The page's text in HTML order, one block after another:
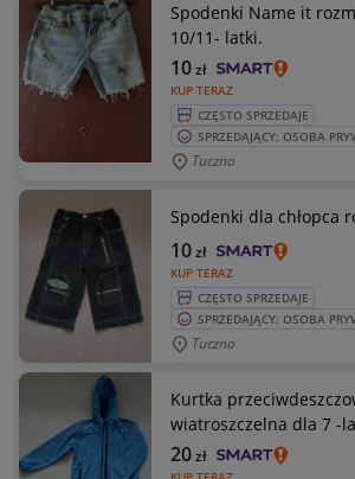
Spodenki Name it
10/11- latki.
KUP TERAZ
10zł
CZĘSTO SPRZEDAJE
SPRZEDAJĄCY: OSOBA
Tuczno
Spodenki dla chłopca
KUP TERAZ
10zł
CZĘSTO SPRZEDAJE
SPRZEDAJĄCY: OSOBA
Tuczno
Kurtka
wiatroszczelna dla 7 -
20zł